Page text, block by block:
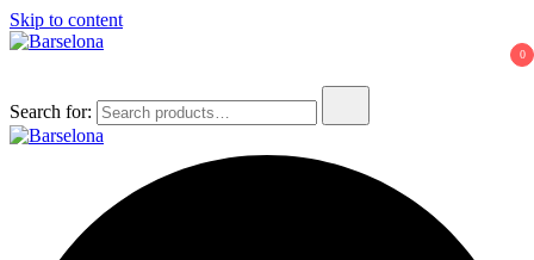
Skip to content
0
Search for: